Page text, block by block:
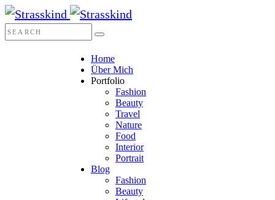
Home
Über Mich
Portfolio
Fashion
Beauty
Travel
Nature
Food
Interior
Portrait
Blog
Fashion
Beauty